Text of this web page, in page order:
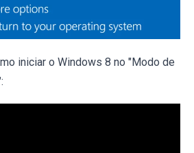
iniciar o Windows 8 no "Modo de